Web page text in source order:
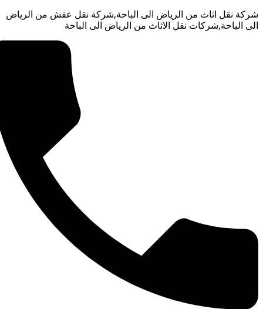
نقل اثاث من الرياض الى الباحة,شركة نقل عفش من الرياض
الباحة,شركات نقل الاثاث من الرياض الى الباحة